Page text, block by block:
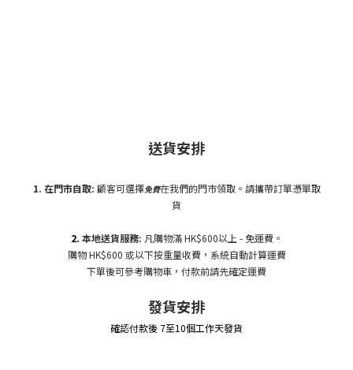
送貨安排
1. 在門市自取: 顧客可選擇免費在我們的門市領取。請攜帶訂單憑單取
貨
2. 本地送貨服務: 凡購物滿 HK$600以上 - 免運費。
購物 HK$600 或以下按重量收費，系統自動計算運費
下單後可參考購物車，付款前請先確定運費
發貨安排
確認付款後 7至10個工作天發貨